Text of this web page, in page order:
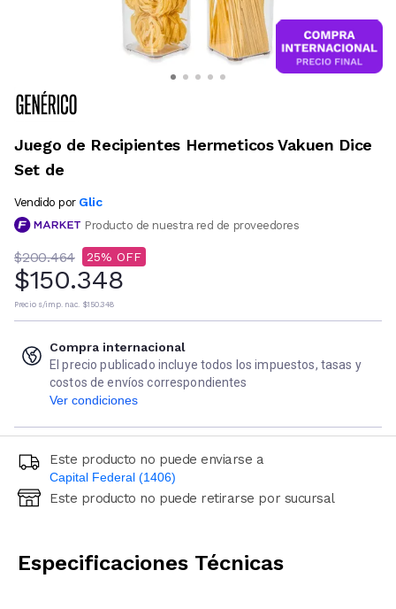
Juego de Recipientes Hermeticos Vakuen Dice
Set de
Vendido por Glic
Producto de nuestra red de proveedores
$200.464 25
$150.348
Precio s/imp. nac. $150.348
Compra internacional
El precio publicado incluye todos los impuestos, tasas y
costos de envíos correspondientes
Ver condiciones
Este producto no puede enviarse a
Capital Federal (1406)
Ingresá código postal (sólo números)
Este producto no puede retirarse por sucursal
Especificaciones Técnicas